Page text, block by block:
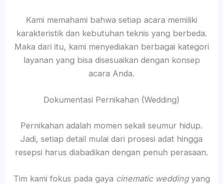
Kami memahami bahwa setiap acara memiliki
karakteristik dan kebutuhan teknis yang berbeda.
Maka dari itu, kami menyediakan berbagai kategori
layanan yang bisa disesuaikan dengan konsep
acara Anda.
Dokumentasi Pernikahan (Wedding)
Pernikahan adalah momen sekali seumur hidup.
Jadi, setiap detail mulai dari prosesi adat hingga
resepsi harus diabadikan dengan penuh perasaan.
Tim kami fokus pada gaya cinematic weddingyang